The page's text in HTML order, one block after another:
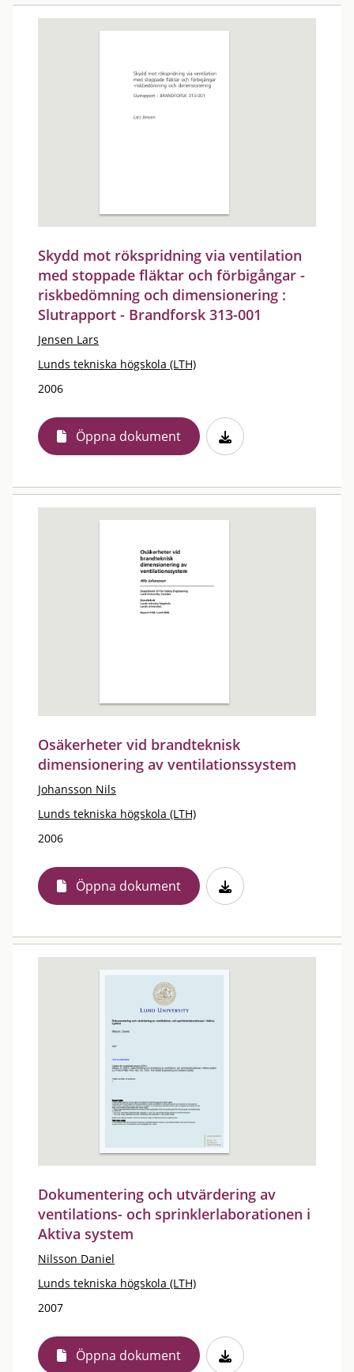
Skydd mot rökspridning via ventilation
med stoppade fläktar och förbigångar -
riskbedömning och dimensionering :
Slutrapport - Brandforsk 313-001
Jensen Lars
Lunds tekniska högskola (LTH)
2006
Öppna dokument
Osäkerheter vid brandteknisk
dimensionering av ventilationssystem
Johansson Nils
Lunds tekniska högskola (LTH)
2006
Öppna dokument
Dokumentering och utvärdering av
ventilations- och sprinklerlaborationen i
Aktiva system
Nilsson Daniel
Lunds tekniska högskola (LTH)
2007
Öppna dokument